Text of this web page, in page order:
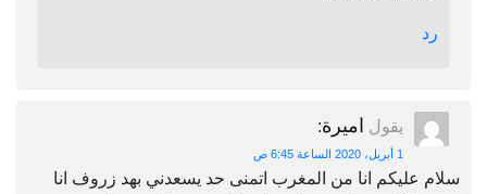
رد
يقول اميرة:
1 أبريل، 2020 الساعة 6:45 ص
سلام عليكم انا من المغرب اتمنى حد يسعدني بهد زروف انا